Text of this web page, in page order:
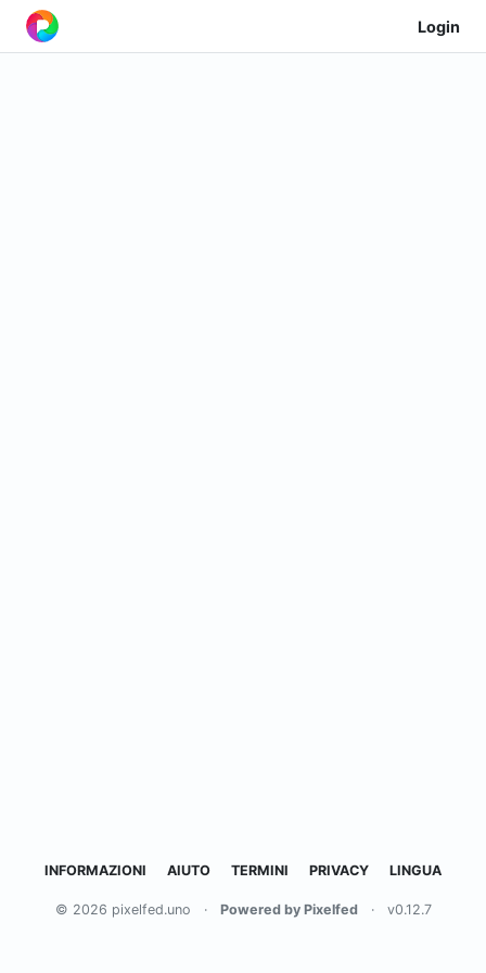
Login
INFORMAZIONI AIUTO TERMINI PRIVACY LINGUA
© 2026 pixelfed.uno · Powered by Pixelfed · v0.12.7